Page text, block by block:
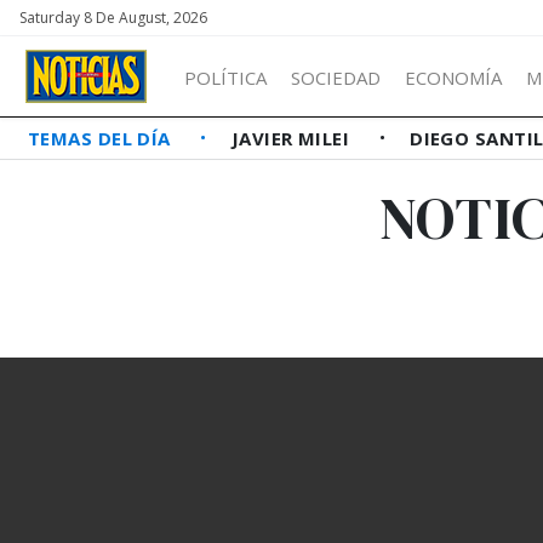
Saturday 8 De August, 2026
POLÍTICA SOCIEDAD ECONOMÍA
TEMAS DEL DÍA JAVIER MILEI DIEGO